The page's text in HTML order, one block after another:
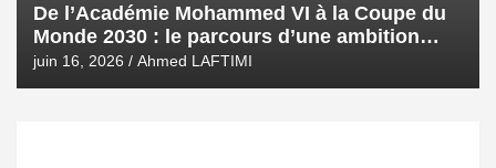
De l’Académie Mohammed VI à la Coupe du
Monde 2030 : le parcours d’une ambition
royale
juin 16, 2026 Ahmed LAFTIMI